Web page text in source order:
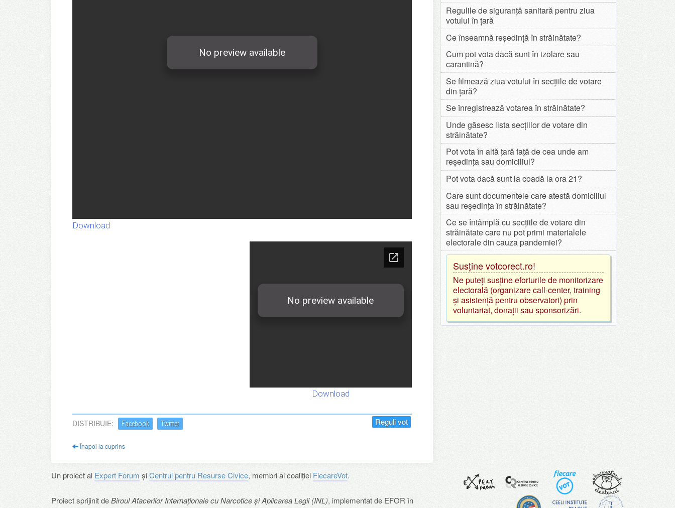
Download
Download
Reguli vot
DISTRIBUIE: Facebook Twitter
Înapoi la cuprins
Regulile de siguranță sanitară pentru ziua
votului în țară
Ce înseamnă reședință în străinătate?
Cum pot vota dacă sunt în izolare sau
carantină?
Se filmează ziua votului în secțiile de votare
din țară?
Se înregistrează votarea în străinătate?
Unde găsesc lista secțiilor de votare din
străinătate?
Pot vota în altă țară față de cea unde am
reședința sau domiciliul?
Pot vota dacă sunt la coadă la ora 21?
Care sunt documentele care atestă domiciliul
sau reședința în străinătate?
Ce se întâmplă cu secțiile de votare din
străinătate care nu pot primi materialele
electorale din cauza pandemiei?
Susține votcorect.ro!
Ne puteți susține eforturile de monitorizare
electorală (organizare call-center, training
și asistență pentru observatori) prin
voluntariat, donații sau sponsorizări.
Un proiect al Expert Forum șiCentrul pentru Resurse Civice, membri ai coaliției FiecareVot.
Proiect sprijinit deBiroul Afacerilor Internaționale cu Narcotice și Aplicarea Legii (INL), implementat de EFOR în